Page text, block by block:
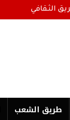
الثقافي
طریق الشعب